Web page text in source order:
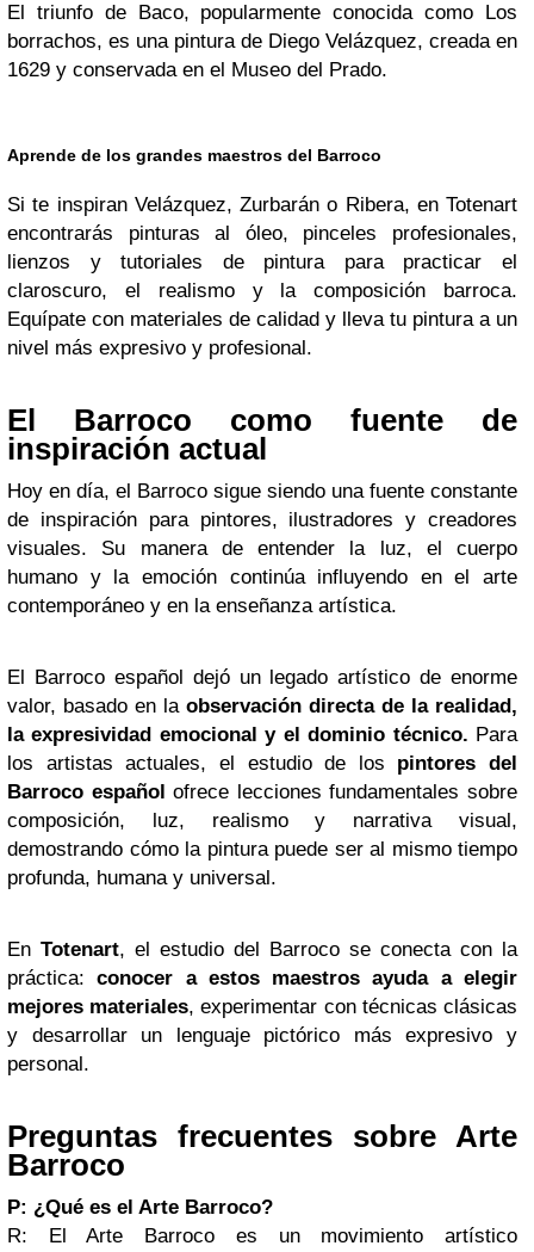
El triunfo de Baco, popularmente conocida como Los
borrachos, es una pintura de Diego Velázquez, creada en
1629 y conservada en el Museo del Prado.
Aprende de los grandes maestros del Barroco
Si te inspiran Velázquez, Zurbarán o Ribera, en Totenart
encontrarás pinturas al óleo, pinceles profesionales,
lienzos y tutoriales de pintura para practicar el
claroscuro, el realismo y la composición barroca.
Equípate con materiales de calidad y lleva tu pintura a un
nivel más expresivo y profesional.
El Barroco como fuente de
inspiración actual
Hoy en día, el Barroco sigue siendo una fuente constante
de inspiración para pintores, ilustradores y creadores
visuales. Su manera de entender la luz, el cuerpo
humano y la emoción continúa influyendo en el arte
contemporáneo y en la enseñanza artística.
El Barroco español dejó un legado artístico de enorme
valor, basado en la observación directa de la realidad,
la expresividad emocional y el dominio técnico. Para
los artistas actuales, el estudio de los pintores del
Barroco español ofrece lecciones fundamentales sobre
composición, luz, realismo y narrativa visual,
demostrando cómo la pintura puede ser al mismo tiempo
profunda, humana y universal.
En Totenart, el estudio del Barroco se conecta con la
práctica: conocer a estos maestros ayuda a elegir
mejores materiales, experimentar con técnicas clásicas
y desarrollar un lenguaje pictórico más expresivo y
personal.
Preguntas frecuentes sobre Arte
Barroco
P: ¿Qué es el Arte Barroco?
R: El Arte Barroco es un movimiento artístico